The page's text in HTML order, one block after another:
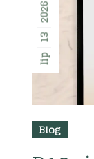
lip
13
2026
Blog